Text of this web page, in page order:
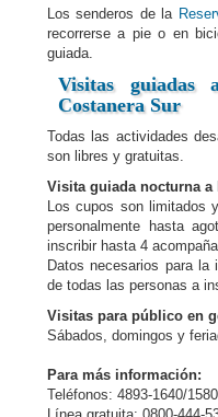
Los senderos de la
recorrerse a pie o en
guiada.
Visitas
Costanera Sur
Todas las actividades
son libres y gratuitas.
Visita guiada nocturna
Los cupos son limitados
personalmente hasta
inscribir hasta 4
Datos necesarios para la
de todas las personas a
Visitas para público en
Sábados, domingos y
Para más información:
Teléfonos: 4893-1640/1580